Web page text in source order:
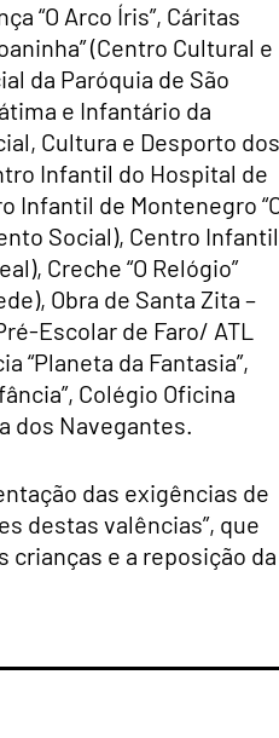
“O Arco Íris”, Cáritas
(Centro Cultural e
da Paróquia de São
e Infantário da
Cultura e Desporto dos
Infantil do Hospital de
Infantil de Montenegro
Social), Centro Infantil
Creche “O Relógio”
Obra de Santa Zita –
Escolar de Faro/ ATL
“Planeta da Fantasia”,
Colégio Oficina
dos Navegantes.
das exigências de
destas valências”, que
crianças e a reposição da